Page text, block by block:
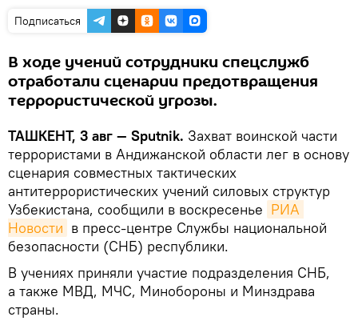
Подписаться
В ходе учений сотрудники спецслужб
отработали сценарии предотвращения
террористической угрозы.
ТАШКЕНТ, 3 авг — Sputnik. Захват воинской части
террористами в Андижанской области лег в основу
сценария совместных тактических
антитеррористических учений силовых структур
Узбекистана, сообщили в воскресенье РИА
Новости в пресс-центре Службы национальной
безопасности (СНБ) республики.
В учениях приняли участие подразделения СНБ,
а также МВД, МЧС, Минобороны и Минздрава
страны.